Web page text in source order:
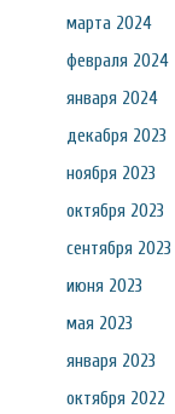
марта 2024
февраля 2024
января 2024
декабря 2023
ноября 2023
октября 2023
сентября 2023
июня 2023
мая 2023
января 2023
октября 2022